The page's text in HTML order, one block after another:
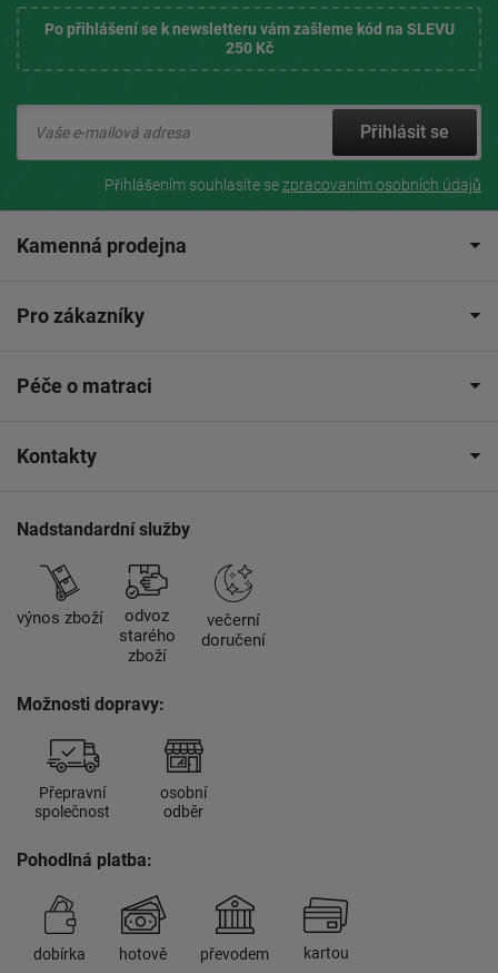
Po přihlášení se k newsletteru vám zašleme kód na SLEVU
250 Kč
Přihlásit se
Přihlášením souhlasíte sezpracovaním osobních údajů
Kamenná prodejna
Pro zákazníky
Péče o matraci
Kontakty
Nadstandardní služby
výnos zboží
odvoz
starého
zboží
večerní
doručení
Možnosti dopravy:
Přepravní
společnost
osobní
odběr
Pohodlná platba:
dobírka hotově převodem kartou